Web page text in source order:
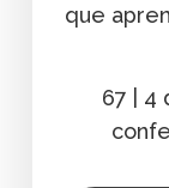
que
67 | 4